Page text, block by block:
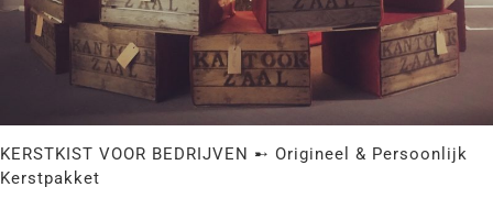
KERSTKIST VOOR BEDRIJVEN ➸ Origineel & Persoonlijk
Kerstpakket